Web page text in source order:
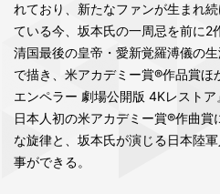
れており、新たなファンが生まれ
ている今、坂本氏の一周忌を前に2
清国最後の皇帝・愛新覚羅溥儀の
で描き、米アカデミー賞®作品賞ほ
エンペラー 劇場公開版 4Kレストア
日本人初の米アカデミー賞®作曲
な旋律と、坂本氏が演じる日本陸
事ができる。